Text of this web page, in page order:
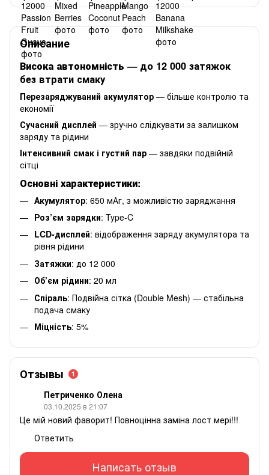
Описание
Висока автономність — до 12 000 затяжок
без втрати смаку
Перезаряджуваний акумулятор — більше контролю та
економії
Сучасний дисплей — зручно слідкувати за залишком
заряду та рідини
Інтенсивний смак і густий пар — завдяки подвійній
сітці
Основні характеристики:
Акумулятор: 650 мАг, з можливістю заряджання
Роз’єм зарядки: Type-C
LCD-дисплей: відображення заряду акумулятора та
рівня рідини
Затяжки: до 12 000
Об’єм рідини: 20 мл
Спіраль: Подвійна сітка (Double Mesh) — стабільна
подача смаку
Міцність: 5%
Отзывы 1
Петриченко Олена
03.10.2025 в 21:07
Це мій новий фаворит! Повноцінна заміна лост мері!!!
Ответить
Написать отзыв